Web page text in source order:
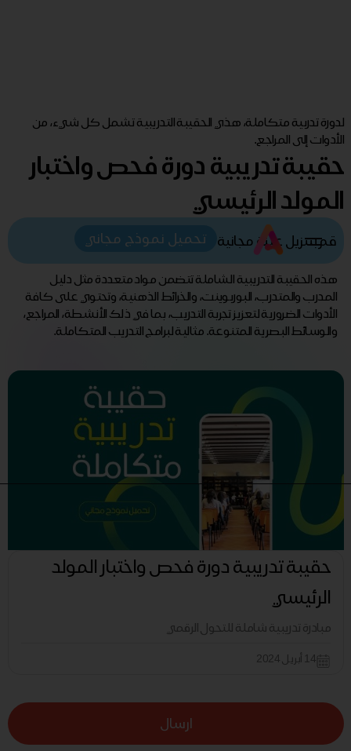
لدورة تدربية متكاملة، هذي الحقيبة التدريبية تشمل كل شيء، من
الأدوات إلى المراجع.
حقيبة تدريبية دورة فحص واختبار
المولد الرئيسي
قم بتنزيل عينة مجانية تحميل نموذج مجاني
هذه الحقيبة التدريبية الشاملة تتضمن مواد متعددة مثل دليل
المدرب والمتدرب، البوربوينت، والخرائط الذهنية، وتحتوي على كافة
الأدوات الضرورية لتعزيز تجربة التدريب، بما في ذلك الأنشطة، المراجع،
والوسائط البصرية المتنوعة. مثالية لبرامج التدريب المتكاملة.
حقيبة تدريبية دورة فحص واختبار المولد
الرئيسي
مبادرة تدريبية شاملة للتحول الرقمي
14 أبريل 2024
ارسال